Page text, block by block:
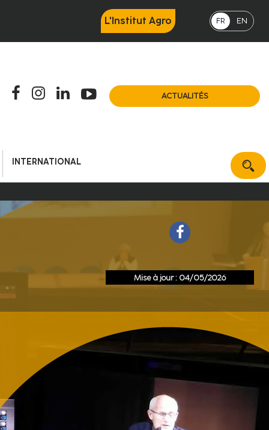
L'Institut Agro FR EN
ACTUALITÉS
INTERNATIONAL
Mise à jour : 04/05/2026